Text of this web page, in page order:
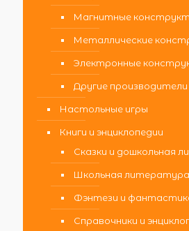
Магнитные
Металлические
Электронные
Другие производители
Настольные игры
Книги и энциклопедии
Сказки и дошкольная
Школьная литература
Фэнтези и
Справочники и